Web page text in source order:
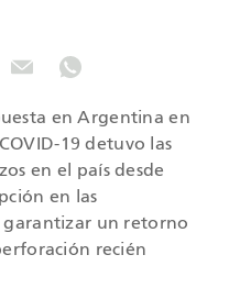
en Argentina en
19 detuvo las
en el país desde
en las
garantizar un retorno
recién